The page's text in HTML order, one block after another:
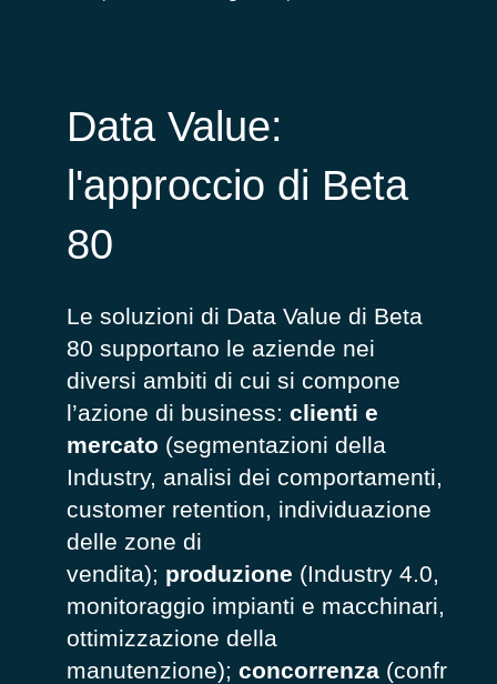
Data Value:
l'approccio di Beta
80
Le soluzioni di Data Value di Beta
80 supportano le aziende nei
diversi ambiti di cui si compone
l’azione di business: clienti e
mercato (segmentazioni della
Industry, analisi dei comportamenti,
customer retention, individuazione
delle zone di
vendita); produzione (Industry 4.0,
monitoraggio impianti e macchinari,
ottimizzazione della
manutenzione); concorrenza (confr